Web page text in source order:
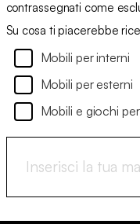
contrassegnati come
Su cosa ti piacerebbe
Mobili per interni
Mobili per esterni
Mobili e giochi